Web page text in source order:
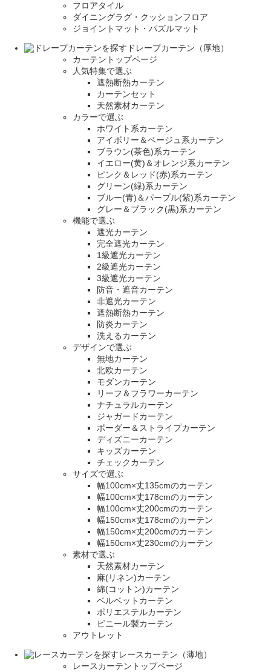
フロアタイル
ダイニングラグ・クッションフロア
ジョイントマット・パズルマット
ドレープカーテン（厚地）
カーテントップページ
人気特集で選ぶ
遮熱断熱カーテン
カーテンセット
天然素材カーテン
カラーで選ぶ
ホワイト系カーテン
アイボリー＆ベージュ系カーテン
ブラウン(茶色)系カーテン
イエロー(黄)＆オレンジ系カーテン
ピンク＆レッド(赤)系カーテン
グリーン(緑)系カーテン
ブルー(青)＆パープル(紫)系カーテン
グレー＆ブラック(黒)系カーテン
機能で選ぶ
遮光カーテン
完全遮光カーテン
1級遮光カーテン
2級遮光カーテン
3級遮光カーテン
防音・遮音カーテン
非遮光カーテン
遮熱断熱カーテン
防炎カーテン
洗えるカーテン
デザインで選ぶ
無地カーテン
北欧カーテン
モダンカーテン
リーフ＆フラワーカーテン
ナチュラルカーテン
ジャガードカーテン
ボーダー＆ストライプカーテン
ディズニーカーテン
キッズカーテン
チェックカーテン
サイズで選ぶ
幅100cm×丈135cmのカーテン
幅100cm×丈178cmのカーテン
幅100cm×丈200cmのカーテン
幅150cm×丈178cmのカーテン
幅150cm×丈200cmのカーテン
幅150cm×丈230cmのカーテン
素材で選ぶ
天然素材カーテン
麻(リネン)カーテン
綿(コットン)カーテン
ベルベットカーテン
ポリエステルカーテン
ビニール製カーテン
アウトレット
レースカーテン（薄地）
レースカーテントップページ